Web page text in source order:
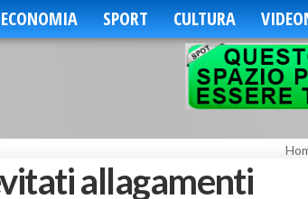
ECONOMIA SPORT CULTURA
allagamenti